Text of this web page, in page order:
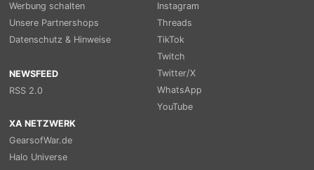
Werbung schalten
Unsere Partnershops
Datenschutz & Hinweise
NEWSFEED
RSS 2.0
Instagram
Threads
TikTok
Twitch
Twitter/X
WhatsApp
YouTube
XA NETZWERK
GearsofWar.de
Halo Universe